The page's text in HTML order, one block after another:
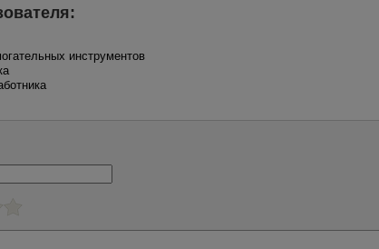
инструментов